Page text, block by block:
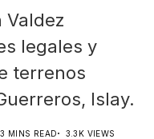
Valdez
legales y
terrenos
Islay.
3 MINS READ 3.3K VIEWS